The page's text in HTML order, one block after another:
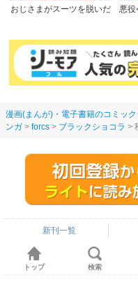
おじさまがスーツを脱いだ
悪役
漫画(まんが)・電子書籍のコミッ
ンガ
forcs ブラックショコラ
新刊一覧
トップ 検索